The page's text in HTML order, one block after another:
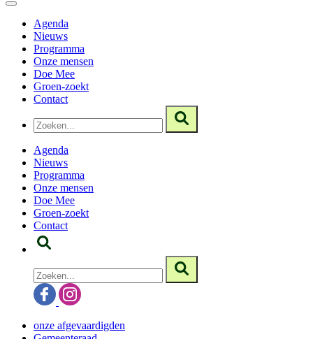
Agenda
Nieuws
Programma
Onze mensen
Doe Mee
Groen-zoekt
Contact
Agenda
Nieuws
Programma
Onze mensen
Doe Mee
Groen-zoekt
Contact
onze afgevaardigden